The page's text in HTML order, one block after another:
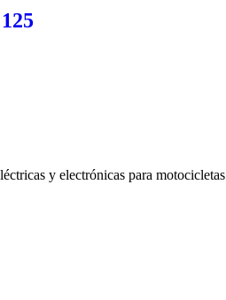
y electrónicas para motocicletas